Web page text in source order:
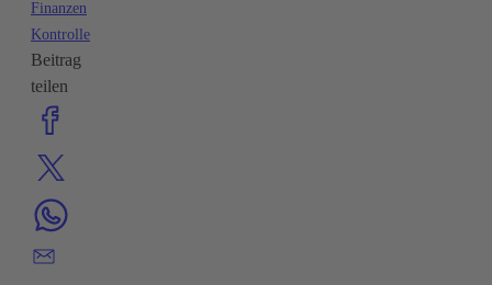
Finanzen
Kontrolle
Beitrag
teilen